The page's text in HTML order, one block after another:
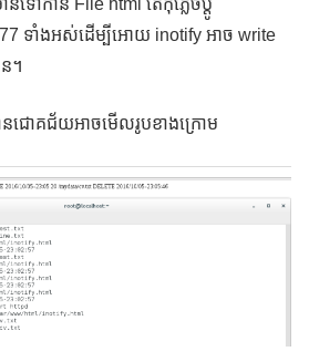
ទៅកាន់ File html តែកុំភ្លេចប្តូ
ទាំងអស់ដើម្បីអោយ inotify អាច write
។
ជោគជ័យអាចមើលរូបខាងក្រោម